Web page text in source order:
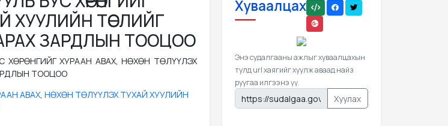
ХУУЛИЙН ТӨСЛИЙГ
ЗАРДЛЫН ТООЦОО
ХУРААН АВАХ, НӨХӨН ТӨЛҮҮЛЭХ
ТООЦОО
АВАХ, НӨХӨН ТӨЛҮҮЛЭХ ТУХАЙ ХУУЛИЙН
Хуваалцах
Энэ судалгааны ажлыг хуваалцахын
тулд url хаягийг хуулж аваад найз
руугаа илгээнэ үү.
Хуулах